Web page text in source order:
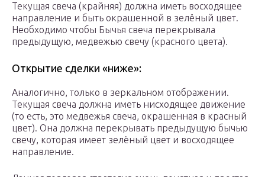
Текущая свеча (крайняя) должна иметь восходящее
направление и быть окрашенной в зелёный цвет.
Необходимо чтобы Бычья свеча перекрывала
предыдущую, медвежью свечу (красного цвета).
Открытие сделки «ниже»:
Аналогично, только в зеркальном отображении.
Текущая свеча должна иметь нисходящее движение
(то есть, это медвежья свеча, окрашенная в красный
цвет). Она должна перекрывать предыдущую бычью
свечу, которая имеет зелёный цвет и восходящее
направление.